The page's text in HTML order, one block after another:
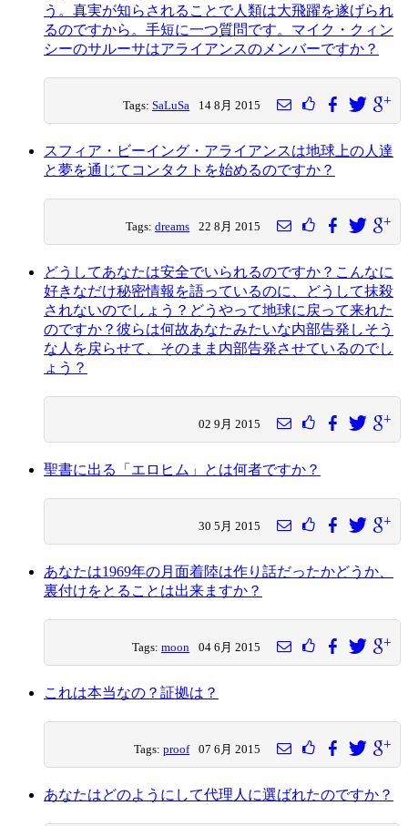
う。真実が知らされることで人類は大飛躍を遂げられ
るのですから。手短に一つ質問です。マイク・クィン
シーのサルーサはアライアンスのメンバーですか？
Tags:SaLuSa 14 8月 2015
スフィア・ビーイング・アライアンスは地球上の人達
と夢を通じてコンタクトを始めるのですか？
Tags:dreams 22 8月 2015
どうしてあなたは安全でいられるのですか？こんなに
好きなだけ秘密情報を語っているのに、どうして抹殺
されないのでしょう？どうやって地球に戻って来れた
のですか？彼らは何故あなたみたいな内部告発しそう
な人を戻らせて、そのまま内部告発させているのでし
ょう？
02 9月 2015
聖書に出る「エロヒム」とは何者ですか？
30 5月 2015
あなたは1969年の月面着陸は作り話だったかどうか、
裏付けをとることは出来ますか？
Tags:moon 04 6月 2015
これは本当なの？証拠は？
Tags:proof 07 6月 2015
あなたはどのようにして代理人に選ばれたのですか？